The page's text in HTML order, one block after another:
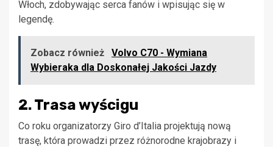
Włoch, zdobywając serca fanów i wpisując się w
legendę.
Zobacz również
Volvo C70 - Wymiana
Wybieraka dla Doskonałej Jakości Jazdy
2. Trasa wyścigu
Co roku organizatorzy Giro d’Italia projektują nową
trasę, która prowadzi przez różnorodne krajobrazy i